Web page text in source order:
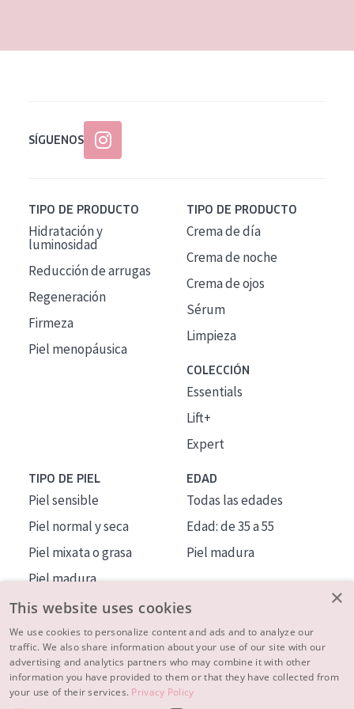
Todas las edades
SÍGUENOS
TIPO DE PRODUCTO
Hidratación y
luminosidad
Reducción de arrugas
Regeneración
Firmeza
Piel menopáusica
TIPO DE PRODUCTO
Crema de día
Crema de noche
Crema de ojos
Sérum
Limpieza
COLECCIÓN
Essentials
Lift+
Expert
TIPO DE PIEL
Piel sensible
Piel normal y seca
Piel mixata o grasa
Piel madura
Piel expuesta al sol
Piel menopáusica
EDAD
Todas las edades
Edad: de 35 a 55
Piel madura
MÁS SOBRE NOSOTROS
INSPIRACIÓN
×
This website uses cookies
We use cookies to personalize content and ads and to analyze our
traffic. We also share information about your use of our site with our
advertising and analytics partners who may combine it with other
information you have provided to them or that they have collected from
your use of their services. Privacy Policy